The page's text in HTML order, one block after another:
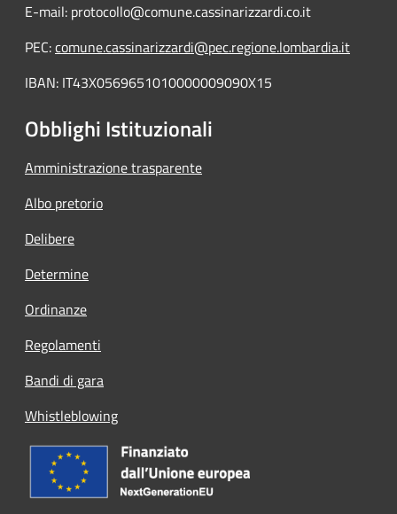
E-mail: protocollo@comune.cassinarizzardi.co.it
PEC:comune.cassinarizzardi@pec.regione.lombardia.it
IBAN: IT43X0569651010000009090X15
Obblighi Istituzionali
Amministrazione trasparente
Albo pretorio
Delibere
Determine
Ordinanze
Regolamenti
Bandi di gara
Whistleblowing